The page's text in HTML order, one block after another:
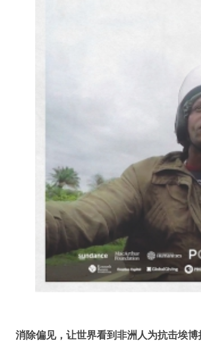
消除偏见，让世界看到非洲人为抗击埃博